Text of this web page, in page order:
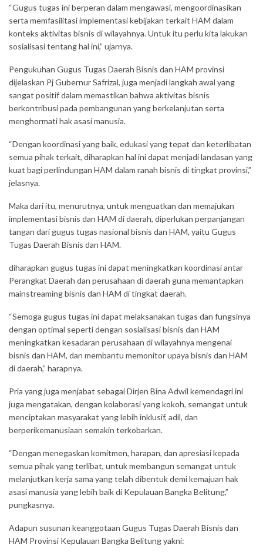
“Gugus tugas ini berperan dalam mengawasi, mengoordinasikan
serta memfasilitasi implementasi kebijakan terkait HAM dalam
konteks aktivitas bisnis di wilayahnya. Untuk itu perlu kita lakukan
sosialisasi tentang hal ini,” ujarnya.
Pengukuhan Gugus Tugas Daerah Bisnis dan HAM provinsi
dijelaskan Pj Gubernur Safrizal, juga menjadi langkah awal yang
sangat positif dalam memastikan bahwa aktivitas bisnis
berkontribusi pada pembangunan yang berkelanjutan serta
menghormati hak asasi manusia.
“Dengan koordinasi yang baik, edukasi yang tepat dan keterlibatan
semua pihak terkait, diharapkan hal ini dapat menjadi landasan yang
kuat bagi perlindungan HAM dalam ranah bisnis di tingkat provinsi,”
jelasnya.
Maka dari itu, menurutnya, untuk menguatkan dan memajukan
implementasi bisnis dan HAM di daerah, diperlukan perpanjangan
tangan dari gugus tugas nasional bisnis dan HAM, yaitu Gugus
Tugas Daerah Bisnis dan HAM.
diharapkan gugus tugas ini dapat meningkatkan koordinasi antar
Perangkat Daerah dan perusahaan di daerah guna memantapkan
mainstreaming bisnis dan HAM di tingkat daerah.
“Semoga gugus tugas ini dapat melaksanakan tugas dan fungsinya
dengan optimal seperti dengan sosialisasi bisnis dan HAM
meningkatkan kesadaran perusahaan di wilayahnya mengenai
bisnis dan HAM, dan membantu memonitor upaya bisnis dan HAM
di daerah,” harapnya.
Pria yang juga menjabat sebagai Dirjen Bina Adwil kemendagri ini
juga mengatakan, dengan kolaborasi yang kokoh, semangat untuk
menciptakan masyarakat yang lebih inklusif, adil, dan
berperikemanusiaan semakin terkobarkan.
“Dengan menegaskan komitmen, harapan, dan apresiasi kepada
semua pihak yang terlibat, untuk membangun semangat untuk
melanjutkan kerja sama yang telah dibentuk demi kemajuan hak
asasi manusia yang lebih baik di Kepulauan Bangka Belitung,”
pungkasnya.
Adapun susunan keanggotaan Gugus Tugas Daerah Bisnis dan
HAM Provinsi Kepulauan Bangka Belitung yakni: